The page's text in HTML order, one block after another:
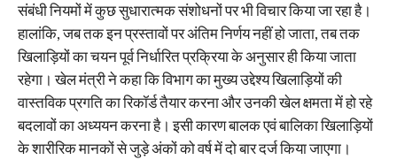
संबंधी नियमों में कुछ सुधारात्मक संशोधनों पर भी विचार किया जा रहा है।
हालांकि, जब तक इन प्रस्तावों पर अंतिम निर्णय नहीं हो जाता, तब तक
खिलाड़ियों का चयन पूर्व निर्धारित प्रक्रिया के अनुसार ही किया जाता
रहेगा। खेल मंत्री ने कहा कि विभाग का मुख्य उद्देश्य खिलाड़ियों की
वास्तविक प्रगति का रिकॉर्ड तैयार करना और उनकी खेल क्षमता में हो रहे
बदलावों का अध्ययन करना है। इसी कारण बालक एवं बालिका खिलाड़ियों
के शारीरिक मानकों से जुड़े अंकों को वर्ष में दो बार दर्ज किया जाएगा।